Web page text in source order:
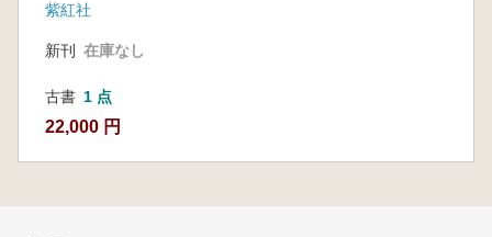
紫紅社
新刊 在庫なし
古書 1 点
22,000 円